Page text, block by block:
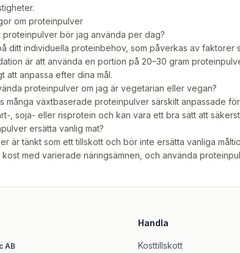
om proteinpulver
proteinpulver bör jag använda per dag?
ditt individuella proteinbehov, som påverkas av faktorer
är att använda en portion på 20–30 gram
att anpassa efter dina mål.
proteinpulver om jag är vegetarian eller vegan?
många växtbaserade proteinpulver särskilt anpassade
, soja- eller risprotein och kan vara ett bra sätt att
ersätta vanlig mat?
är tänkt som ett tillskott och bör inte ersätta vanliga
med varierade näringsämnen, och använda
AB
Handla
Kosttillskott